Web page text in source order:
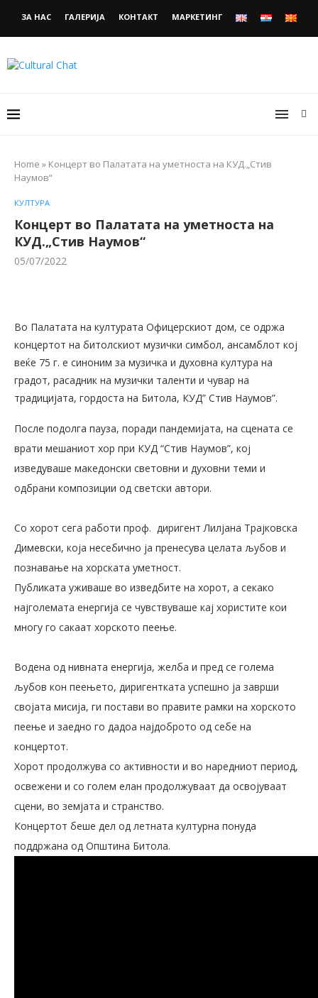
ЗА НАС ГАЛЕРИЈА КОНТАКТ МАРКЕТИНГ
Home » Концерт во Палатата на уметноста на КУД.„Стив
Наумов“
КУЛТУРА
Концерт во Палатата на уметноста на
КУД.„Стив Наумов“
05/07/2022
Во Палатата на културата Офицерскиот дом, се одржа
концертот на битолскиот музички симбол, ансамблот кој
веќе 75 г. е синоним за музичка и духовна култура на
градот, расадник на музички таленти и чувар на
традицијата, гордоста на Битола, КУД” Стив Наумов”.
После подолга пауза, поради пандемијата, на сцената се
врати мешаниот хор при КУД “Стив Наумов”, кој
изведуваше македонски световни и духовни теми и
одбрани композиции од светски автори.
Со хорот сега работи проф. диригент Лилјана Трајковска
Димевски, која несебично ја пренесува целата љубов и
познавање на хорската уметност.
Публиката уживаше во изведбите на хорот, а секако
најголемата енергија се чувствуваше кај хористите кои
многу го сакаат хорското пеење.
Водена од нивната енергија, желба и пред се голема
љубов кон пеењето, диригентката успешно ја заврши
својата мисија, ги постави во правите рамки на хорското
пеење и заедно го дадоа најдоброто од себе на
концертот.
Хорот продолжува со активности и во наредниот период,
освежени и со голем елан продолжуваат да освојуваат
сцени, во земјата и странство.
Концертот беше дел од летната културна понуда
поддржана од Општина Битола.